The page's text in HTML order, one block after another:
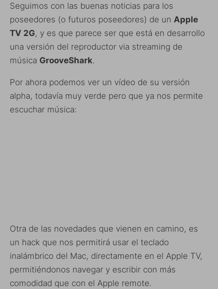
Seguimos con las buenas noticias para los
poseedores (o futuros poseedores) de un Apple
TV 2G, y es que parece ser que está en desarrollo
una versión del reproductor via streaming de
música GrooveShark.
Por ahora podemos ver un vídeo de su versión
alpha, todavía muy verde pero que ya nos permite
escuchar música:
Otra de las novedades que vienen en camino, es
un hack que nos permitirá usar el teclado
inalámbrico del Mac, directamente en el Apple TV,
permitiéndonos navegar y escribir con más
comodidad que con el Apple remote.